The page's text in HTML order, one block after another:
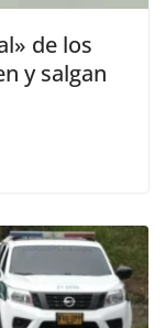
de los
y salgan